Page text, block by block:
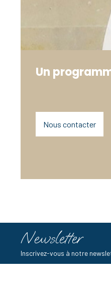
Un
Nous contacter
Newsletter
Inscrivez-vous à notre